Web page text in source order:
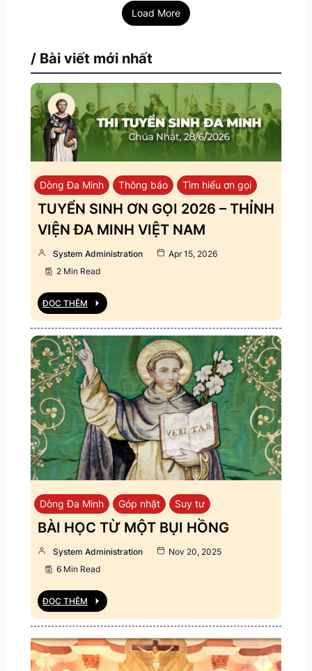
Load More
/ Bài viết mới nhất
Dòng Đa Minh Thông báo Tìm hiểu ơn gọi
TUYỂN SINH ƠN GỌI 2026 – THỈNH
VIỆN ĐA MINH VIỆT NAM
System Administration
Apr 15, 2026
2 Min Read
ĐỌC THÊM
Dòng Đa Minh Góp nhặt Suy tư
BÀI HỌC TỪ MỘT BỤI HỒNG
System Administration
Nov 20, 2025
6 Min Read
ĐỌC THÊM